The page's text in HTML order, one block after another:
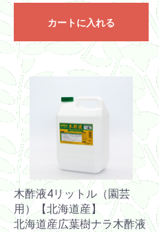
カートに入れる
木酢液4リットル（園芸
用）【北海道産】
北海道産広葉樹ナラ木酢液